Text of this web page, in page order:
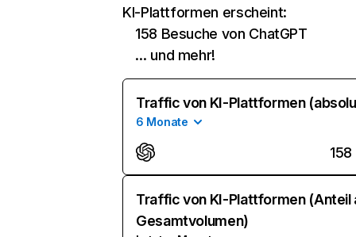
KI-Plattformen erscheint:
158 Besuche von ChatGPT
… und mehr!
Traffic von KI-Plattformen
6 Monate
158
Traffic von KI-Plattformen (Anteil
Gesamtvolumen)